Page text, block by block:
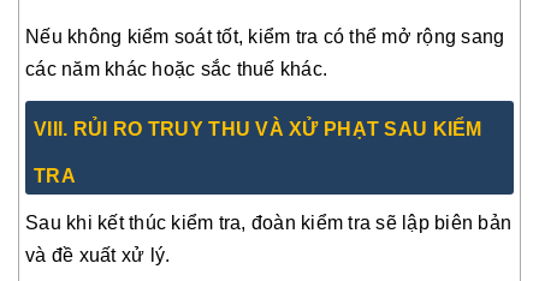
Nếu không kiểm soát tốt, kiểm tra có thể mở rộng sang
các năm khác hoặc sắc thuế khác.
VIII . RỦI RO TRUY THU VÀ XỬ PHẠT SAU KIỂM
TRA
Sau khi kết thúc kiểm tra, đoàn kiểm tra sẽ lập biên bản
và đề xuất xử lý.